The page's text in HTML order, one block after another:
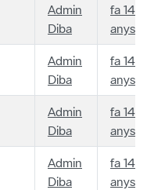
Admin
Diba
fa 14
anys
Admin
Diba
fa 14
anys
Admin
Diba
fa 14
anys
Admin
Diba
fa 14
anys